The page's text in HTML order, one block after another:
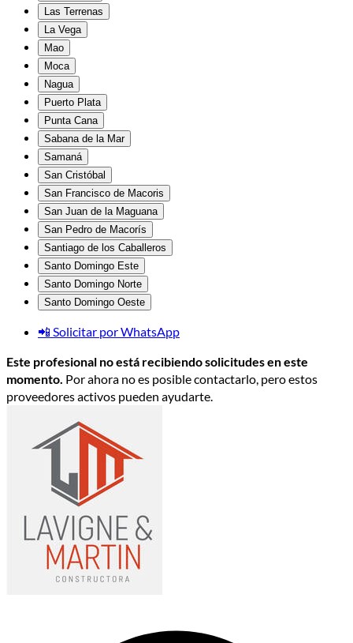
Las Terrenas
La Vega
Mao
Moca
Nagua
Puerto Plata
Punta Cana
Sabana de la Mar
Samaná
San Cristóbal
San Francisco de Macoris
San Juan de la Maguana
San Pedro de Macorís
Santiago de los Caballeros
Santo Domingo Este
Santo Domingo Norte
Santo Domingo Oeste
📲 Solicitar por WhatsApp
Este profesional no está recibiendo solicitudes en este
momento. Por ahora no es posible contactarlo, pero estos
proveedores activos pueden ayudarte.